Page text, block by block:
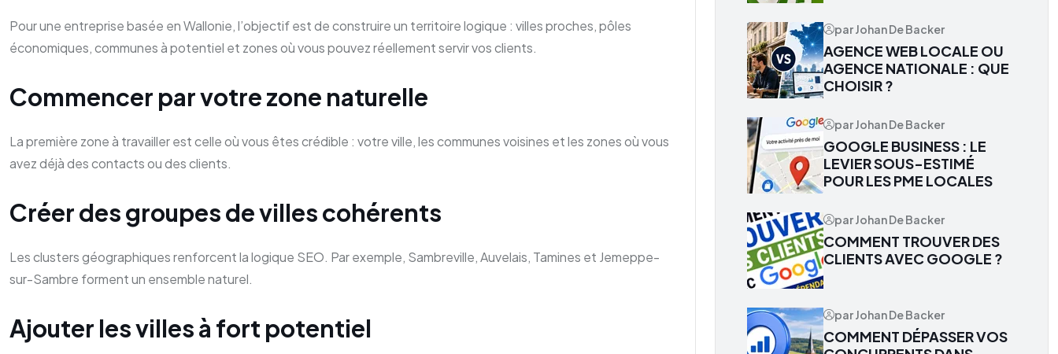
Pour une entreprise basée en Wallonie, l’objectif est de construire un territoire logique : villes proches, pôles
économiques, communes à potentiel et zones où vous pouvez réellement servir vos clients.
Commencer par votre zone naturelle
La première zone à travailler est celle où vous êtes crédible : votre ville, les communes voisines et les zones où vous
avez déjà des contacts ou des clients.
Créer des groupes de villes cohérents
Les clusters géographiques renforcent la logique SEO. Par exemple, Sambreville, Auvelais, Tamines et Jemeppe-
sur-Sambre forment un ensemble naturel.
Ajouter les villes à fort potentiel
par Johan De Backer
AGENCE WEB LOCALE OU
AGENCE NATIONALE : QUE
CHOISIR ?
par Johan De Backer
GOOGLE BUSINESS : LE
LEVIER SOUS-ESTIMÉ
POUR LES PME LOCALES
par Johan De Backer
COMMENT TROUVER DES
CLIENTS AVEC GOOGLE ?
par Johan De Backer
COMMENT DÉPASSER VOS